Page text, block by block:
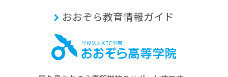
おおぞら教育情報ガイド